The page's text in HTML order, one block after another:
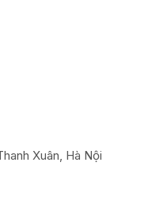
Xuân, Hà Nội